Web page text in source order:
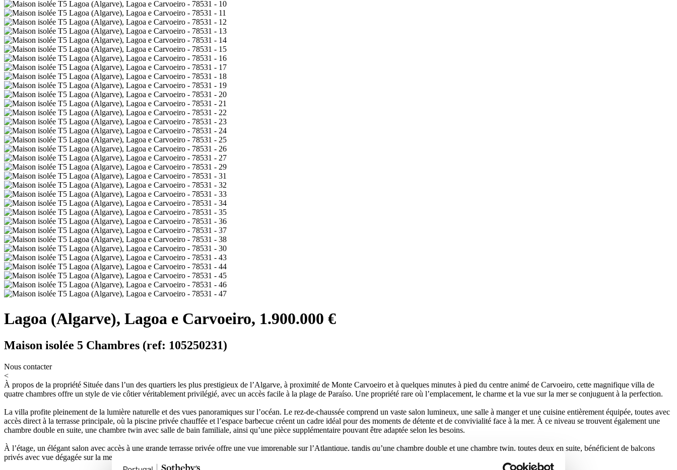
Lagoa (Algarve), Lagoa e Carvoeiro, 1.900.000 €
Maison isolée 5 Chambres (ref: 105250231)
Nous contacter
<
À propos de la propriété Située dans l’un des quartiers les plus prestigieux de l’Algarve, à proximité de Monte Carvoeiro et à quelques minutes à pied du centre animé de Carvoeiro, cette magnifique villa de
quatre chambres offre un style de vie côtier véritablement privilégié, avec un accès facile à la plage de Paraíso. Une propriété rare où l’emplacement, le charme et la vue sur la mer se conjuguent à la perfection.
La villa profite pleinement de la lumière naturelle et des vues panoramiques sur l’océan. Le rez-de-chaussée comprend un vaste salon lumineux, une salle à manger et une cuisine entièrement équipée, toutes avec
accès direct à la terrasse principale, où la piscine privée chauffée et l’espace barbecue créent un cadre idéal pour des moments de détente et de convivialité face à la mer. À ce niveau se trouvent également une
chambre double en suite, une chambre twin avec salle de bain familiale, ainsi qu’une pièce supplémentaire pouvant être adaptée selon les besoins.
À l’étage, un élégant salon avec accès à une grande terrasse privée offre une vue imprenable sur l’Atlantique, tandis qu’une chambre double et une chambre twin, toutes deux en suite, bénéficient de balcons
privés avec vue dégagée sur la mer.